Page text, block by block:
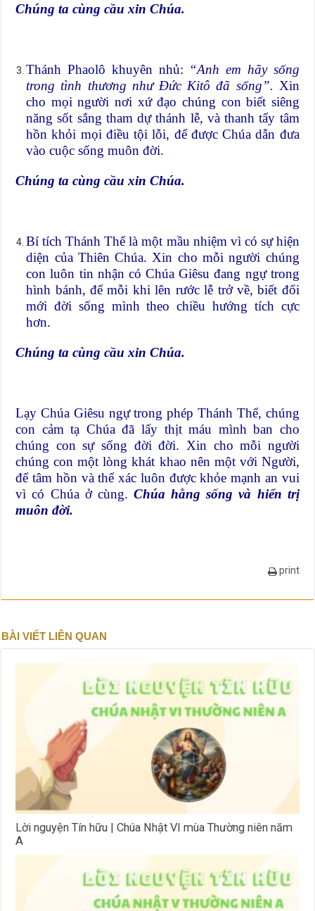
Chúng ta cùng cầu xin Chúa.
Thánh Phaolô khuyên nhủ: “Anh em hãy sống
trong tình thương như Đức Kitô đã sống”. Xin
cho mọi người nơi xứ đạo chúng con biết siêng
năng sốt sắng tham dự thánh lễ, và thanh tẩy tâm
hồn khỏi mọi điều tội lỗi, để được Chúa dẫn đưa
vào cuộc sống muôn đời.
Chúng ta cùng cầu xin Chúa.
Bí tích Thánh Thể là một mầu nhiệm vì có sự hiện
diện của Thiên Chúa. Xin cho mỗi người chúng
con luôn tin nhận có Chúa Giêsu đang ngự trong
hình bánh, để mỗi khi lên rước lễ trở về, biết đổi
mới đời sống mình theo chiều hướng tích cực
hơn.
Chúng ta cùng cầu xin Chúa.
Lạy Chúa Giêsu ngự trong phép Thánh Thể, chúng
con cảm tạ Chúa đã lấy thịt máu mình ban cho
chúng con sự sống đời đời. Xin cho mỗi người
chúng con một lòng khát khao nên một với Người,
để tâm hồn và thể xác luôn được khỏe mạnh an vui
vì có Chúa ở cùng. Chúa hằng sống và hiển trị
muôn đời.
print
BÀI VIẾT LIÊN QUAN
Lời nguyện Tín hữu | Chúa Nhật VI mùa Thường niên năm
A